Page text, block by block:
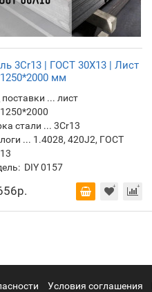
3Cr13 | ГОСТ 30Х13 | Лист
мм
... лист
стали ... 3Cr13
... 1.4028, 420J2, ГОСТ
DIY 0157
Условия соглашения